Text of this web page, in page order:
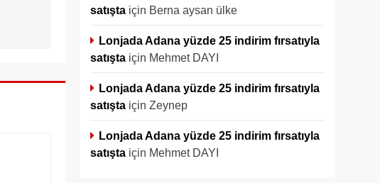
satışta için Berna aysan ülke
Lonjada Adana yüzde 25 indirim fırsatıyla
satışta için Mehmet DAYI
Lonjada Adana yüzde 25 indirim fırsatıyla
satışta için Zeynep
Lonjada Adana yüzde 25 indirim fırsatıyla
satışta için Mehmet DAYI